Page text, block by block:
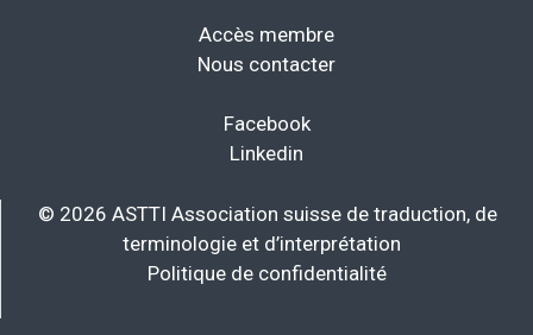
Accès membre
Nous contacter
Facebook
Linkedin
© 2026 ASTTI Association suisse de traduction, de
terminologie et d’interprétation
Politique de confidentialité